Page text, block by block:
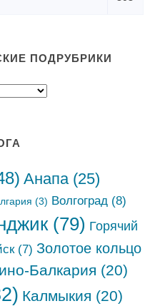
ПОДРУБРИКИ
Анапа(25)
(3) Волгоград (8)
(79) Горячий
(7) Золотое кольцо
Балкария (20)
Калмыкия (20)